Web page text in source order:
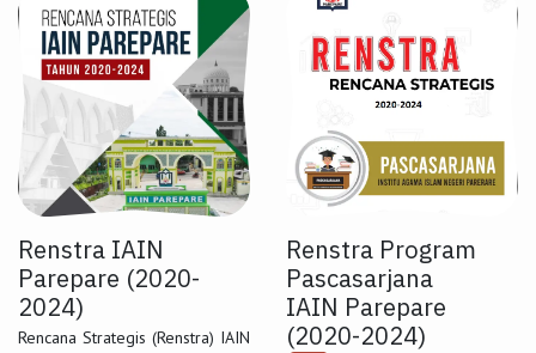
Renstra IAIN
Parepare (2020-
2024)
Rencana Strategis (Renstra) IAIN
Renstra Program
Pascasarjana
IAIN Parepare
(2020-2024)